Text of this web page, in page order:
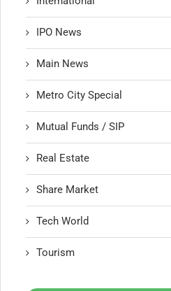
IPO News
Main News
Metro City Special
Mutual Funds / SIP
Real Estate
Share Market
Tech World
Tourism